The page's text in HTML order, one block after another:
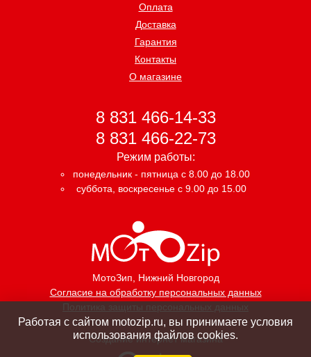
МотоЗип, Нижний Новгород
Согласие на обработку персональных данных
Политика защиты персональных данных
Оплата
Доставка
Гарантия
Контакты
О магазине
8 831 466-14-33
8 831 466-22-73
Режим работы:
понедельник - пятница с 8.00 до 18.00
суббота, воскресенье с 9.00 до 15.00
Создание интернет магазина
Работая с сайтом motozip.ru, вы принимаете условия
использования файлов cookies.